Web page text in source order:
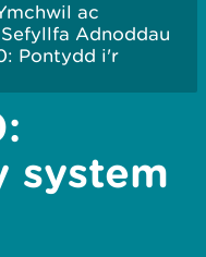
ac
Adnoddau
Pontydd i'r
system